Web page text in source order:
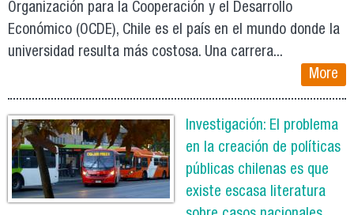
Organización para la Cooperación y el Desarrollo
Económico (OCDE), Chile es el país en el mundo donde la
universidad resulta más costosa. Una carrera...
More
Investigación: El problema
en la creación de políticas
públicas chilenas es que
existe escasa literatura